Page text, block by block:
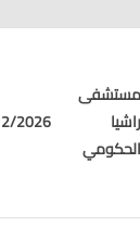
مستشفى
راشيا
الحكومي
2/2026